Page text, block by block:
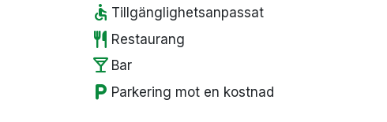
accessible Tillgänglighetsanpassat
restaurant Restaurang
local_bar Bar
local_parking Parkering mot en kostnad